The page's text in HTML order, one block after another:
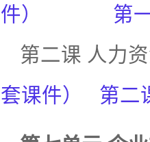
件）
第
第二课 人
套课件） 第二